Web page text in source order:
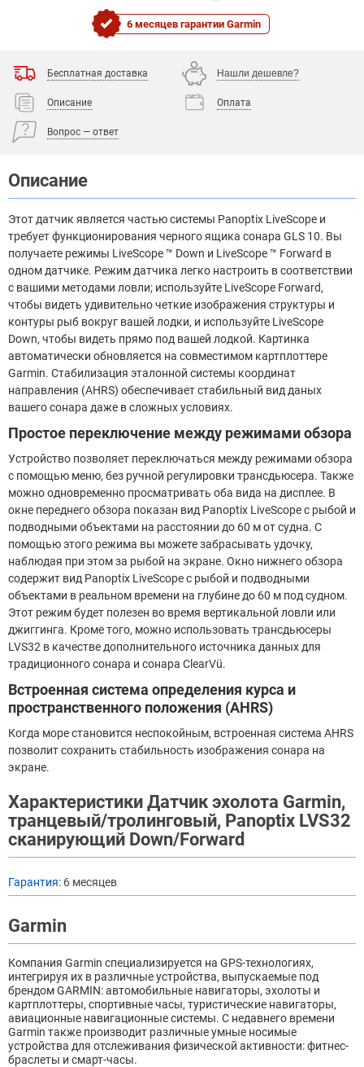
6 месяцев гарантии Garmin
Бесплатная доставка Нашли дешевле?
Описание Оплата
Вопрос — ответ
Описание
Этот датчик является частью системы Panoptix LiveScope и
требует функционирования черного ящика сонара GLS 10. Вы
получаете режимы LiveScope ™ Down и LiveScope ™ Forward в
одном датчике. Режим датчика легко настроить в соответствии
с вашими методами ловли; используйте LiveScope Forward,
чтобы видеть удивительно четкие изображения структуры и
контуры рыб вокруг вашей лодки, и используйте LiveScope
Down, чтобы видеть прямо под вашей лодкой. Картинка
автоматически обновляется на совместимом картплоттере
Garmin. Стабилизация эталонной системы координат
направления (AHRS) обеспечивает стабильный вид даных
вашего сонара даже в сложных условиях.
Простое переключение между режимами обзора
Устройство позволяет переключаться между режимами обзора
с помощью меню, без ручной регулировки трансдьюсера. Также
можно одновременно просматривать оба вида на дисплее. В
окне переднего обзора показан вид Panoptix LiveScope с рыбой и
подводными объектами на расстоянии до 60 м от судна. С
помощью этого режима вы можете забрасывать удочку,
наблюдая при этом за рыбой на экране. Окно нижнего обзора
содержит вид Panoptix LiveScope с рыбой и подводными
объектами в реальном времени на глубине до 60 м под судном.
Этот режим будет полезен во время вертикальной ловли или
джиггинга. Кроме того, можно использовать трансдьюсеры
LVS32 в качестве дополнительного источника данных для
традиционного сонара и сонара ClearVü.
Встроенная система определения курса и
пространственного положения (AHRS)
Когда море становится неспокойным, встроенная система AHRS
позволит сохранить стабильность изображения сонара на
экране.
Характеристики Датчик эхолота Garmin,
транцевый/тролинговый, Panoptix LVS32
cканирующий Down/Forward
Гарантия: 6 месяцев
Garmin
Компания Garmin специализируется на GPS-технологиях,
интегрируя их в различные устройства, выпускаемые под
брендом GARMIN: автомобильные навигаторы, эхолоты и
картплоттеры, спортивные часы, туристические навигаторы,
авиационные навигационные системы. С недавнего времени
Garmin также производит различные умные носимые
устройства для отслеживания физической активности: фитнес-
браслеты и смарт-часы.